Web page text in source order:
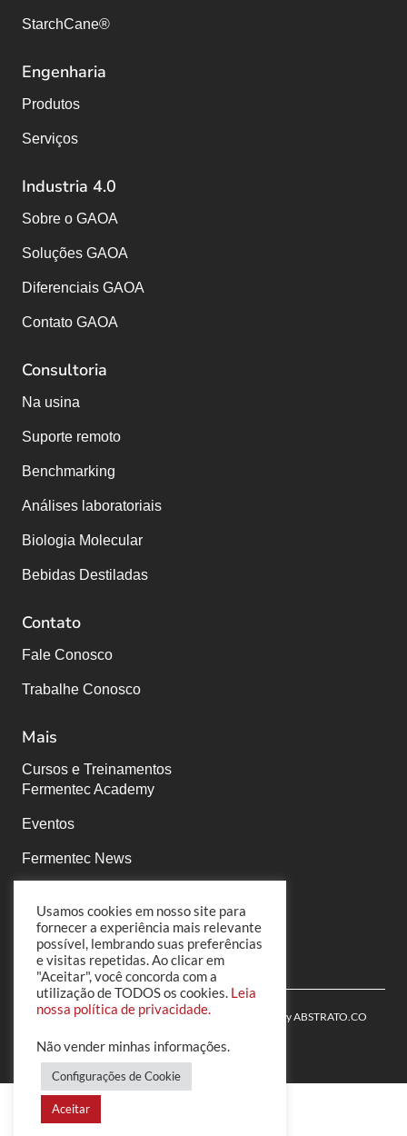
StarchCane®
Engenharia
Produtos
Serviços
Industria 4.0
Sobre o GAOA
Soluções GAOA
Diferenciais GAOA
Contato GAOA
Consultoria
Na usina
Suporte remoto
Benchmarking
Análises laboratoriais
Biologia Molecular
Bebidas Destiladas
Contato
Fale Conosco
Trabalhe Conosco
Mais
Cursos e Treinamentos
Fermentec Academy
Eventos
Fermentec News
Políticas de Privacidade
© 2022 Fermentec | All Rights Reserved | Powered byABSTRATO.CO
Usamos cookies em nosso site para
fornecer a experiência mais relevante
possível, lembrando suas preferências
e visitas repetidas. Ao clicar em
"Aceitar", você concorda com a
utilização de TODOS os cookies. Leia
nossa política de privacidade.
Não vender minhas informações.
Configurações de Cookie
Aceitar